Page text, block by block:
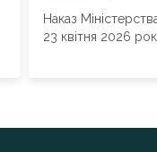
Наказ
23 квітня 2026